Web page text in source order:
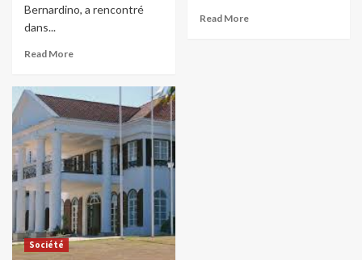
Bernardino, a rencontré
dans...
Read More
Read More
Société